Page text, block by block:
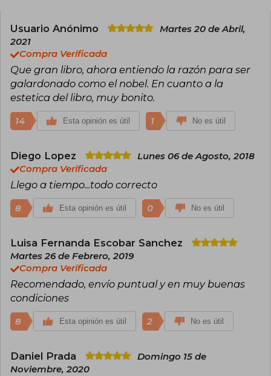
desdibujara entre mariposas amarillas, lluvias
del día a día. Su obra dio vida a un universo
narrativo único, donde la historia respira, sueña y
sangra con intensidad.
Entre sus títulos más emblemáticos figuran Cien
años de soledad, El coronel no tiene quien le
escriba, Crónica de una muerte anunciada, El
general en su laberinto, El amor en los tiempos
con Vivir para contarla. En 2012 se publicaron
Todos los cuentos, y, como si el destino literario
se negara a cerrarle el telón, en 2024 vio la luz su
novela póstuma e inédita En agosto nos vemos.
Usuario Anónimo
Martes 20 de Abril,
2021
Compra Verificada
Que gran libro, ahora entiendo la razón para ser
galardonado como el nobel. En cuanto a la
estetica del libro, muy bonito.
14 Esta opinión es útil 1 No es útil
Diego Lopez
Lunes 06 de Agosto, 2018
Compra Verificada
Llego a tiempo...todo correcto
8 Esta opinión es útil 0 No es útil
Luisa Fernanda Escobar Sanchez
Martes 26 de Febrero, 2019
Compra Verificada
Recomendado, envío puntual y en muy buenas
condiciones
8 Esta opinión es útil 2 No es útil
Daniel Prada
Domingo 15 de
Noviembre, 2020